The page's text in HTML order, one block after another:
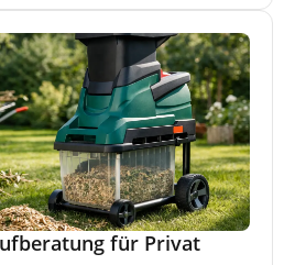
für Privat